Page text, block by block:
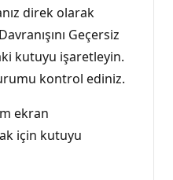
direk olarak
Geçersiz
kutuyu işaretleyin.
kontrol ediniz.
ekran
için kutuyu